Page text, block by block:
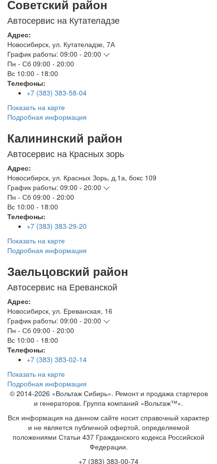
Советский район
Автосервис на Кутателадзе
Адрес:
Новосибирск, ул. Кутателадзе, 7А
График работы: 09:00 - 20:00
Пн - Сб 09:00 - 20:00
Вс 10:00 - 18:00
Телефоны:
+7 (383) 383-58-04
Показать на карте
Подробная информация
Калининский район
Автосервис на Красных зорь
Адрес:
Новосибирск, ул. Красных Зорь, д.1а, бокс 109
График работы: 09:00 - 20:00
Пн - Сб 09:00 - 20:00
Вс 10:00 - 18:00
Телефоны:
+7 (383) 383-29-20
Показать на карте
Подробная информация
Заельцовский район
Автосервис на Ереванской
Адрес:
Новосибирск, ул. Ереванская, 16
График работы: 09:00 - 20:00
Пн - Сб 09:00 - 20:00
Вс 10:00 - 18:00
Телефоны:
+7 (383) 383-02-14
Показать на карте
Подробная информация
© 2014-2026 «Вольтаж Сибирь». Ремонт и продажа стартеров
и генераторов. Группа компаний «Вольтаж™».
Вся информация на данном сайте носит справочный характер
и не является публичной офертой, определяемой
положениями Статьи 437 Гражданского кодекса Российской
Федерации.
+7 (383) 383-00-74